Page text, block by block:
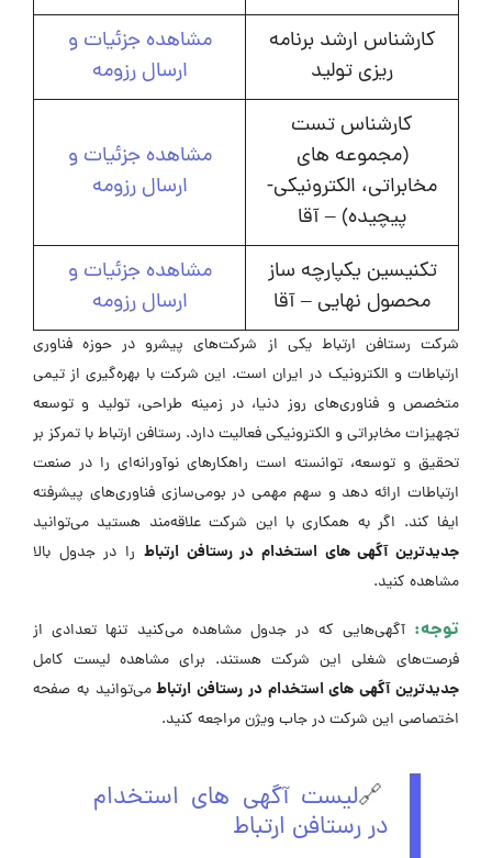
کارشناس ارشد برنامه
ریزی تولید
مشاهده جزئیات و
ارسال رزومه
کارشناس تست
(مجموعه های
مخابراتی، الکترونیکی-
پیچیده) – آقا
مشاهده جزئیات و
ارسال رزومه
تکنیسین یکپارچه ساز
محصول نهایی – آقا
مشاهده جزئیات و
ارسال رزومه
شرکت رستافن ارتباط یکی از شرکت‌های پیشرو در حوزه فناوری
ارتباطات و الکترونیک در ایران است. این شرکت با بهره‌گیری از تیمی
متخصص و فناوری‌های روز دنیا، در زمینه طراحی، تولید و توسعه
تجهیزات مخابراتی و الکترونیکی فعالیت دارد. رستافن ارتباط با تمرکز بر
تحقیق و توسعه، توانسته است راهکارهای نوآورانه‌ای را در صنعت
ارتباطات ارائه دهد و سهم مهمی در بومی‌سازی فناوری‌های پیشرفته
ایفا کند. اگر به همکاری با این شرکت علاقه‌مند هستید می‌توانید
جدیدترین آگهی های استخدام در رستافن ارتباط را در جدول بالا
مشاهده کنید.
توجه: آگهی‌هایی که در جدول مشاهده می‌کنید تنها تعدادی از
فرصت‌های شغلی این شرکت هستند. برای مشاهده لیست کامل
جدیدترین آگهی های استخدام در رستافن ارتباطمی‌توانید به صفحه
اختصاصی این شرکت در جاب ویژن مراجعه کنید.
🔗لیست آگهی های استخدام
در رستافن ارتباط